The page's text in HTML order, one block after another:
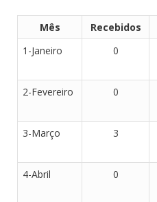
Mês Recebidos
1-Janeiro
0
2-Fevereiro 0
3-Março 3
4-Abril 0